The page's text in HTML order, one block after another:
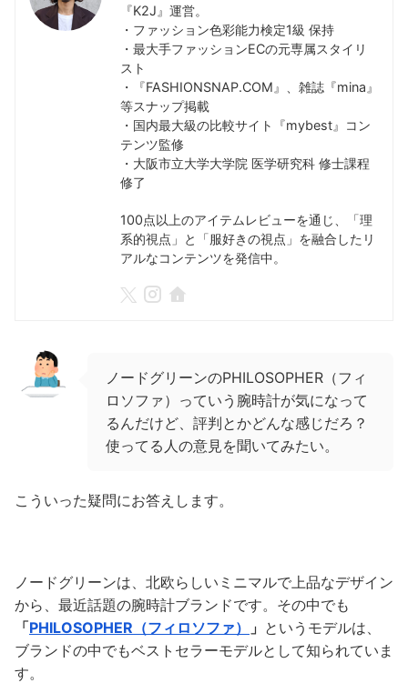
『K2J』運営。
・ファッション色彩能力検定1級 保持
・最大手ファッションECの元専属スタイリ
スト
・『FASHIONSNAP.COM』、雑誌『mina』
等スナップ掲載
・国内最大級の比較サイト『mybest』コン
テンツ監修
・大阪市立大学大学院 医学研究科 修士課程
修了
100点以上のアイテムレビューを通じ、「理
系的視点」と「服好きの視点」を融合したリ
アルなコンテンツを発信中。
ノードグリーンのPHILOSOPHER（フィ
ロソファ）っていう腕時計が気になって
るんだけど、評判とかどんな感じだろ？
使ってる人の意見を聞いてみたい。
こういった疑問にお答えします。
ノードグリーンは、北欧らしいミニマルで上品なデザイン
から、最近話題の腕時計ブランドです。その中でも
「PHILOSOPHER（フィロソファ） 」 というモデルは、
ブランドの中でもベストセラーモデルとして知られていま
す。